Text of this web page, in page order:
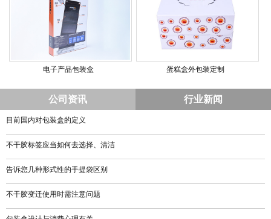
电子产品包装盒 蛋糕盒外包装定制
公司资讯 行业新闻
目前国内对包装盒的定义
不干胶标签应当如何去选择、清洁
告诉您几种形式性的手提袋区别
不干胶变迁使用时需注意问题